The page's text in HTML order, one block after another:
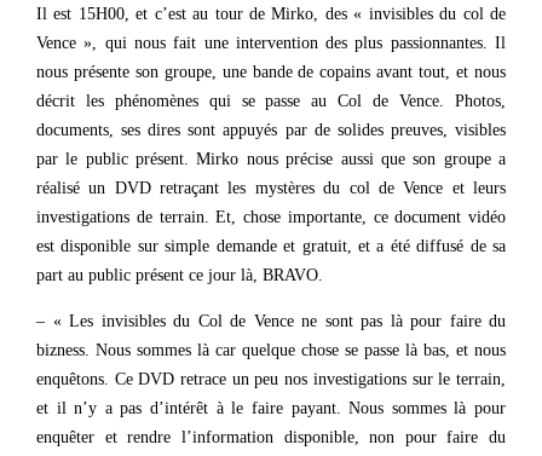
Il est 15H00, et c’est au tour de Mirko, des « invisibles du col de
Vence », qui nous fait une intervention des plus passionnantes. Il
nous présente son groupe, une bande de copains avant tout, et nous
décrit les phénomènes qui se passe au Col de Vence. Photos,
documents, ses dires sont appuyés par de solides preuves, visibles
par le public présent. Mirko nous précise aussi que son groupe a
réalisé un DVD retraçant les mystères du col de Vence et leurs
investigations de terrain. Et, chose importante, ce document vidéo
est disponible sur simple demande et gratuit, et a été diffusé de sa
part au public présent ce jour là, BRAVO.
– « Les invisibles du Col de Vence ne sont pas là pour faire du
bizness. Nous sommes là car quelque chose se passe là bas, et nous
enquêtons. Ce DVD retrace un peu nos investigations sur le terrain,
et il n’y a pas d’intérêt à le faire payant. Nous sommes là pour
enquêter et rendre l’information disponible, non pour faire du